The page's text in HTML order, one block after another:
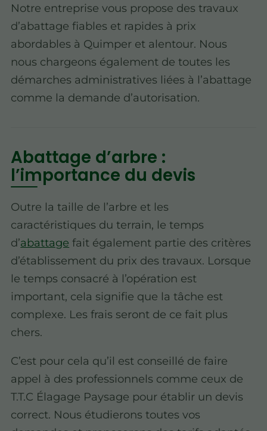
Notre entreprise vous propose des travaux
d’abattage fiables et rapides à prix
abordables à Quimper et alentour. Nous
nous chargeons également de toutes les
démarches administratives liées à l’abattage
comme la demande d’autorisation.
Abattage d’arbre :
l’importance du devis
Outre la taille de l’arbre et les
caractéristiques du terrain, le temps
d’abattage fait également partie des critères
d’établissement du prix des travaux. Lorsque
le temps consacré à l’opération est
important, cela signifie que la tâche est
complexe. Les frais seront de ce fait plus
chers.
C’est pour cela qu’il est conseillé de faire
appel à des professionnels comme ceux de
T.T.C Élagage Paysage pour établir un devis
correct. Nous étudierons toutes vos